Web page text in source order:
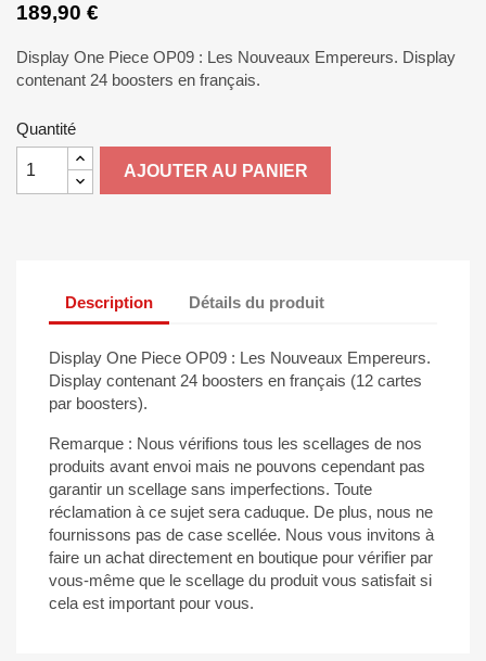
189,90 €
Display One Piece OP09 : Les Nouveaux Empereurs. Display
contenant 24 boosters en français.
Quantité
AJOUTER AU PANIER
Description Détails du produit
Display One Piece OP09 : Les Nouveaux Empereurs.
Display contenant 24 boosters en français (12 cartes
par boosters).
Remarque : Nous vérifions tous les scellages de nos
produits avant envoi mais ne pouvons cependant pas
garantir un scellage sans imperfections. Toute
réclamation à ce sujet sera caduque. De plus, nous ne
fournissons pas de case scellée. Nous vous invitons à
faire un achat directement en boutique pour vérifier par
vous-même que le scellage du produit vous satisfait si
cela est important pour vous.